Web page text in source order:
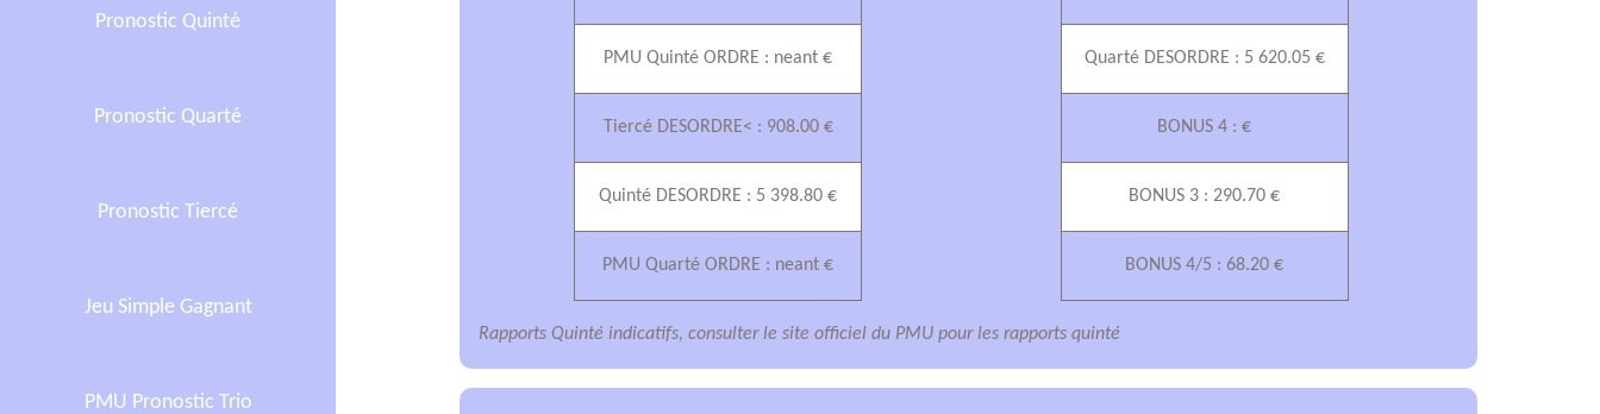
Pronostic Quinté
Pronostic Quarté
Pronostic Tiercé
Jeu Simple Gagnant
PMU Pronostic Trio
PMU Quinté ORDRE : neant €
Tiercé DESORDRE< : 908.00 €
Quinté DESORDRE : 5 398.80 €
PMU Quarté ORDRE : neant €
Quarté DESORDRE : 5 620.05 €
BONUS 4 : €
BONUS 3 : 290.70 €
BONUS 4/5 : 68.20 €
Rapports Quinté indicatifs, consulter le site officiel du PMU pour les rapports quinté